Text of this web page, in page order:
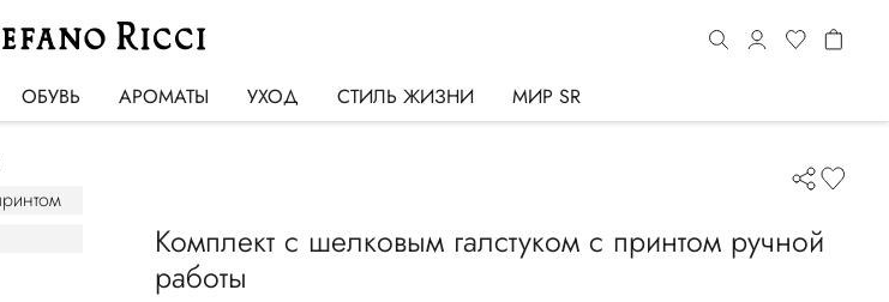
ОБУВЬ АРОМАТЫ УХОД СТИЛЬ ЖИЗНИ МИР SR
Комплект с шелковым галстуком с принтом ручной
работы